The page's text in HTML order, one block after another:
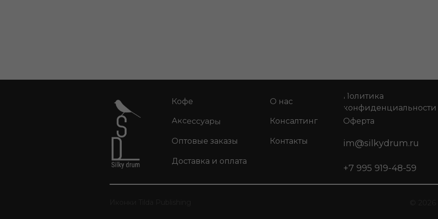
+7 995 919-48-59
im@silkydrum.ru
Кофе
Оптовые заказы
Консалтинг
О нас
Контакты
Доставка и оплата
Аксессуары Оферта
Политика
конфиденциальности